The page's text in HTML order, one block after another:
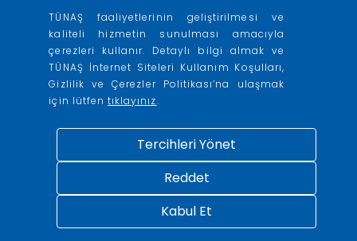
TÜNAŞ faaliyetlerinin geliştirilmesi ve
kaliteli hizmetin sunulması amacıyla
çerezleri kullanır. Detaylı bilgi almak ve
TÜNAŞ İnternet Siteleri Kullanım Koşulları,
Gizlilik ve Çerezler Politikası’na ulaşmak
için lütfentıklayınız.
Tercihleri Yönet
Reddet
Kabul Et
Pierrelatte, in southern France, while EDF
subsidiary Arabelle Solutions plans to
build a new factory in Chalon-sur-Saône, in
eastern France.
Daha Fazla Bilgi